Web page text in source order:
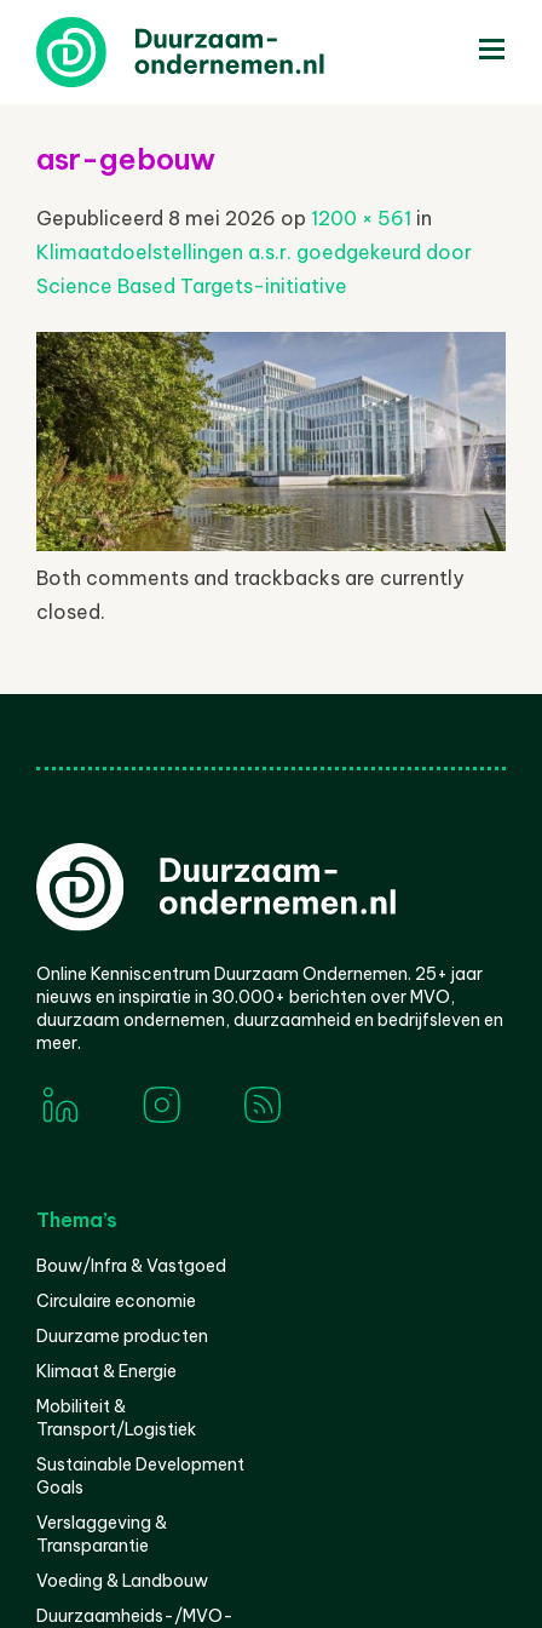
asr-gebouw
Gepubliceerd 8 mei 2026 op 1200 × 561 in
Klimaatdoelstellingen a.s.r. goedgekeurd door
Science Based Targets-initiative
Both comments and trackbacks are currently
closed.
Online Kenniscentrum Duurzaam Ondernemen. 25+ jaar
nieuws en inspiratie in 30.000+ berichten over MVO,
duurzaam ondernemen, duurzaamheid en bedrijfsleven en
meer.
Thema’s
Bouw/Infra & Vastgoed
Circulaire economie
Duurzame producten
Klimaat & Energie
Mobiliteit &
Transport/Logistiek
Sustainable Development
Goals
Verslaggeving &
Transparantie
Voeding & Landbouw
Duurzaamheids-/MVO-